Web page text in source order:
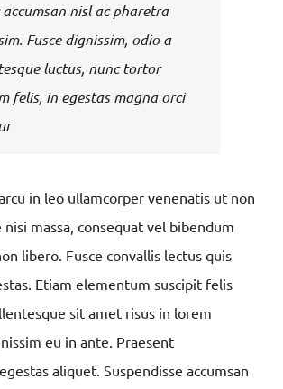
accumsan nisl ac pharetra
Fusce dignissim, odio a
luctus, nunc tortor
felis, in egestas magna orci
in leo ullamcorper venenatis ut non
massa, consequat vel bibendum
libero. Fusce convallis lectus quis
Etiam elementum suscipit felis
sit amet risus in lorem
eu in ante. Praesent
aliquet. Suspendisse accumsan